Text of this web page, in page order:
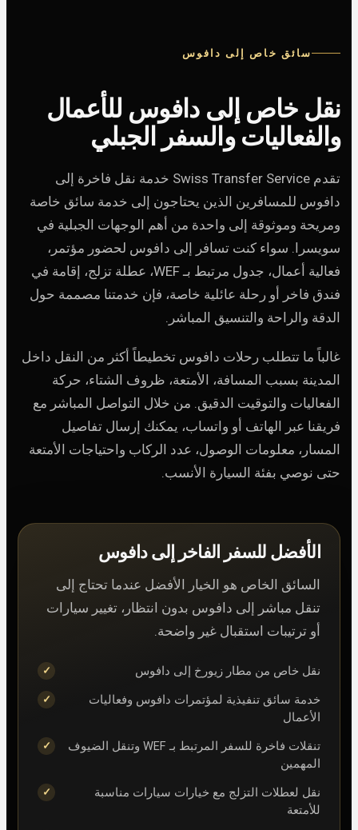
سائق خاص إلى دافوس
نقل خاص إلى دافوس للأعمال
والفعاليات والسفر الجبلي
تقدم Swiss Transfer Service خدمة نقل فاخرة إلى
دافوس للمسافرين الذين يحتاجون إلى خدمة سائق خاصة
ومريحة وموثوقة إلى واحدة من أهم الوجهات الجبلية في
سويسرا. سواء كنت تسافر إلى دافوس لحضور مؤتمر،
فعالية أعمال، جدول مرتبط بـ WEF، عطلة تزلج، إقامة في
فندق فاخر أو رحلة عائلية خاصة، فإن خدمتنا مصممة حول
الدقة والراحة والتنسيق المباشر.
غالباً ما تتطلب رحلات دافوس تخطيطاً أكثر من النقل داخل
المدينة بسبب المسافة، الأمتعة، ظروف الشتاء، حركة
الفعاليات والتوقيت الدقيق. من خلال التواصل المباشر مع
فريقنا عبر الهاتف أو واتساب، يمكنك إرسال تفاصيل
المسار، معلومات الوصول، عدد الركاب واحتياجات الأمتعة
حتى نوصي بفئة السيارة الأنسب.
الأفضل للسفر الفاخر إلى دافوس
السائق الخاص هو الخيار الأفضل عندما تحتاج إلى
تنقل مباشر إلى دافوس بدون انتظار، تغيير سيارات
أو ترتيبات استقبال غير واضحة.
نقل خاص من مطار زيورخ إلى دافوس
خدمة سائق تنفيذية لمؤتمرات دافوس وفعاليات
الأعمال
تنقلات فاخرة للسفر المرتبط بـ WEF وتنقل الضيوف
المهمين
نقل لعطلات التزلج مع خيارات سيارات مناسبة
للأمتعة